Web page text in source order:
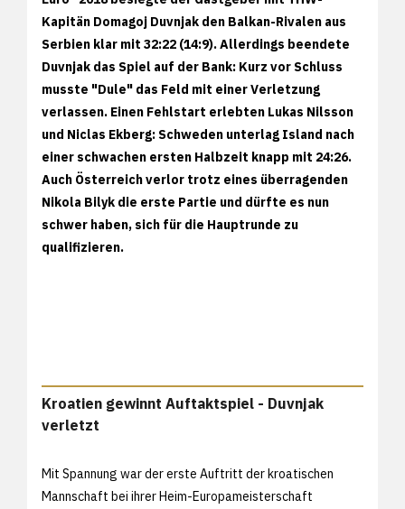
Kapitän Domagoj Duvnjak den Balkan-Rivalen aus
Serbien klar mit 32:22 (14:9). Allerdings beendete
Duvnjak das Spiel auf der Bank: Kurz vor Schluss
musste "Dule" das Feld mit einer Verletzung
verlassen. Einen Fehlstart erlebten Lukas Nilsson
und Niclas Ekberg: Schweden unterlag Island nach
einer schwachen ersten Halbzeit knapp mit 24:26.
Auch Österreich verlor trotz eines überragenden
Nikola Bilyk die erste Partie und dürfte es nun
schwer haben, sich für die Hauptrunde zu
qualifizieren.
Kroatien gewinnt Auftaktspiel - Duvnjak
verletzt
Mit Spannung war der erste Auftritt der kroatischen
Mannschaft bei ihrer Heim-Europameisterschaft